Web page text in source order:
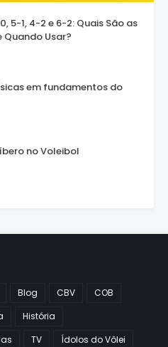
5-1, 4-2 e 6-2: Quais São as
Quando Usar?
em fundamentos do
no Voleibol
Blog CBV
COB
História
TV Ídolos do Vôlei